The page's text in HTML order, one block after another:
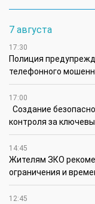
7 августа
17:30
Полиция
телефонного
17:00
Создание
контроля за
14:45
Жителям ЗКО
ограничения и
12:45